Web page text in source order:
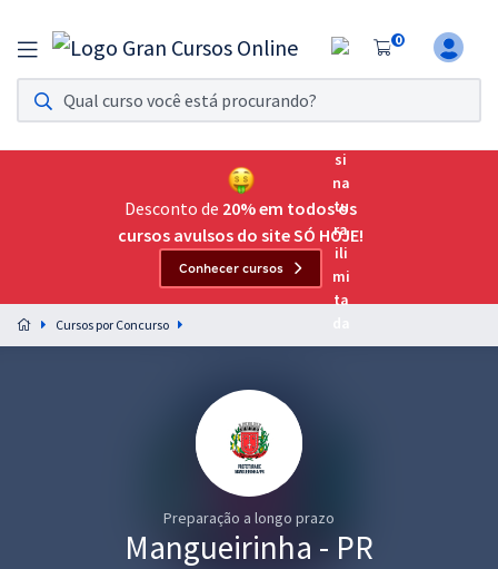
0
Assinatura Ilimitada 11
Acesso a todos os cursos. Teste grátis por 7 dias!
Assinatura OAB Até Passar
Acesso ilimitado a toda preparação para o Exame da
Preparação completa e intensiva para as principais
residências em saúde do Brasil
Desconto de 20% em todos os
cursos avulsos do site SÓ HOJE!
Conhecer cursos
Cursos por Concurso
Preparação a longo prazo
Mangueirinha - PR